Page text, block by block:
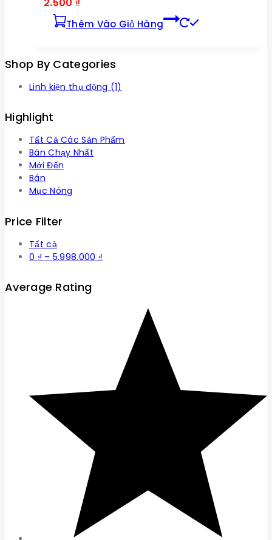
2.500 ₫
Thêm Vào Giỏ Hàng
Shop By Categories
Linh kiện thụ động (1)
Highlight
Tất Cả Các Sản Phẩm
Bán Chạy Nhất
Mới Đến
Bán
Mục Nóng
Price Filter
Tất cả
0 ₫ – 5.998.000 ₫
5.998.000 ₫
Average Rating